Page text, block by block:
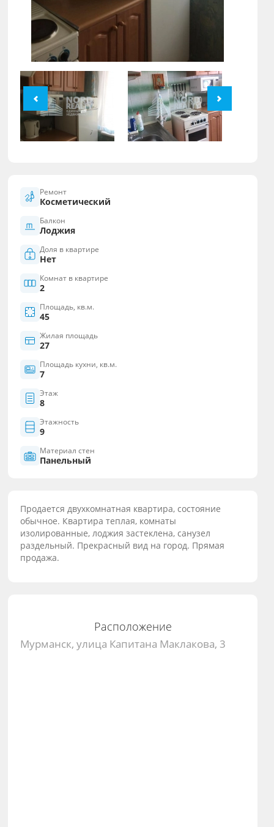
Ремонт
Косметический
Балкон
Лоджия
Доля в квартире
Нет
Комнат в квартире
2
Площадь, кв.м.
45
Жилая площадь
27
Площадь кухни, кв.м.
7
Этаж
8
Этажность
9
Материал стен
Панельный
Продается двухкомнатная квартира, состояние
обычное. Квартира теплая, комнаты
изолированные, лоджия застеклена, санузел
раздельный. Прекрасный вид на город. Прямая
продажа.
Расположение
Мурманск, улица Капитана Маклакова, 3